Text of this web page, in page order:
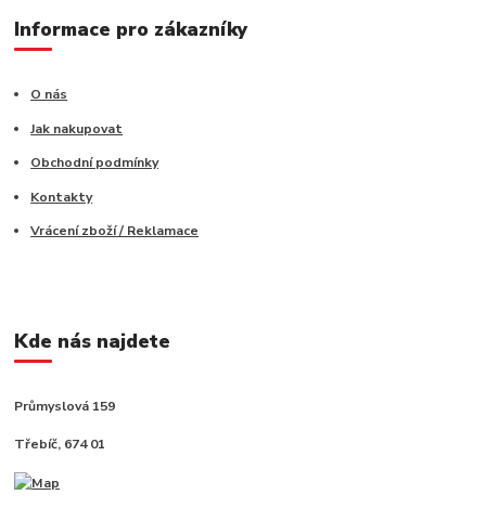
Informace pro zákazníky
O nás
Jak nakupovat
Obchodní podmínky
Kontakty
Vrácení zboží / Reklamace
Kde nás najdete
Průmyslová 159
Třebíč, 674 01